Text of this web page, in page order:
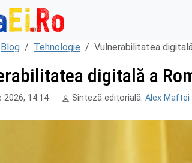
Blog Tehnologie Vulnerabilitatea
digitală a
2026, 14:14 Sinteză editorială: Alex Maftei